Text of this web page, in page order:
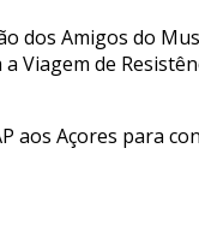
dos Amigos do
Viagem de
aos Açores para